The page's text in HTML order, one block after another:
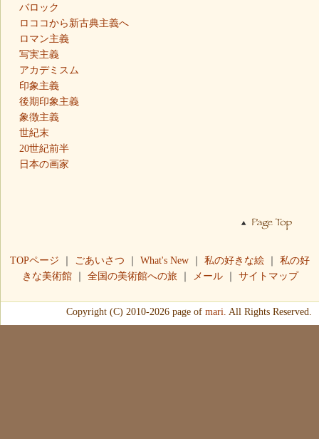
バロック
ロココから新古典主義へ
ロマン主義
写実主義
アカデミスム
印象主義
後期印象主義
象徴主義
世紀末
20世紀前半
日本の画家
TOPページ ｜ ごあいさつ ｜ What's New ｜ 私の好きな絵 ｜ 私の好
きな美術館｜ 全国の美術館への旅｜ メール｜ サイトマップ
Copyright (C) 2010-2026 page of mari. All Rights Reserved.